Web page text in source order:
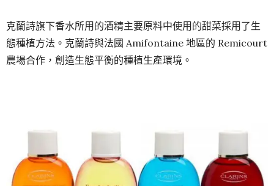
克蘭詩旗下香水所用的酒精主要原料中使用的甜菜採用了生
態種植方法。克蘭詩與法國 Amifontaine 地區的 Remicourt
農場合作，創造生態平衡的種植生產環境。